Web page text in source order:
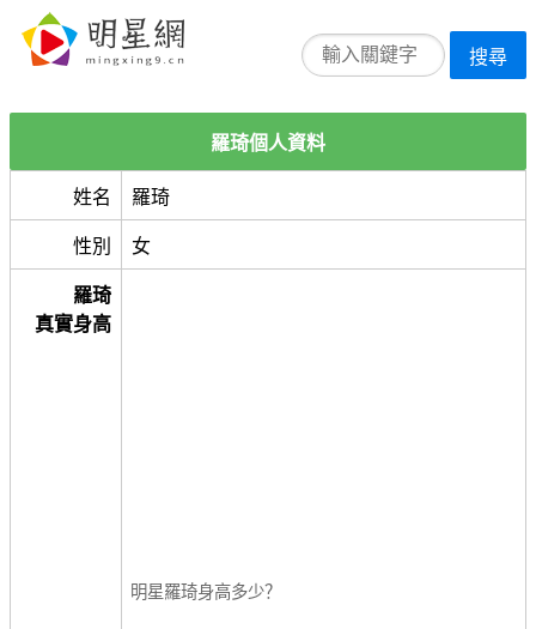
搜尋
羅琦個人資料
姓名 羅琦
性別 女
羅琦
真實身高
明星羅琦身高多少？